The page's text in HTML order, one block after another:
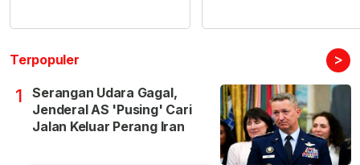
Terpopuler >
1
Serangan Udara Gagal,
Jenderal AS 'Pusing' Cari
Jalan Keluar Perang Iran